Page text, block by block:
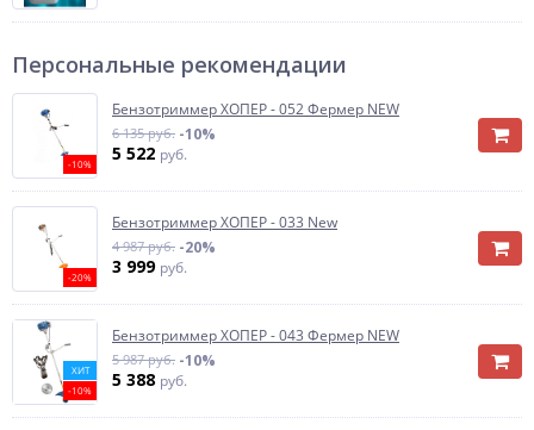
Персональные рекомендации
-10%
Бензотриммер ХОПЕР - 052 Фермер NEW
6 135 руб. -10%
5 522 руб.
-20%
Бензотриммер ХОПЕР - 033 New
4 987 руб. -20%
3 999 руб.
ХИТ
-10%
Бензотриммер ХОПЕР - 043 Фермер NEW
5 987 руб. -10%
5 388 руб.